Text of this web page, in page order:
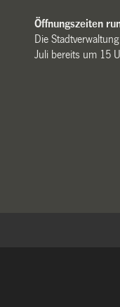
Öffnungszeiten
Die
Juli bereits um 15